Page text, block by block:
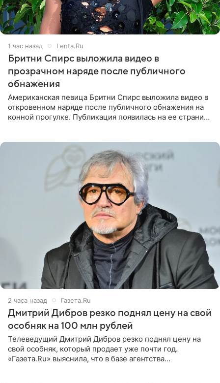
1 час назад Lenta.Ru
Бритни Спирс выложила видео в
прозрачном наряде после публичного
обнажения
Американская певица Бритни Спирс выложила видео в
откровенном наряде после публичного обнажения на
конной прогулке. Публикация появилась на ее странице
2 часа назад Газета.Ru
Дмитрий Дибров резко поднял цену на свой
особняк на 100 млн рублей
Телеведущий Дмитрий Дибров резко поднял цену на
свой особняк, который продает уже почти год.
«Газета.Ru» выяснила, что в базе агентства